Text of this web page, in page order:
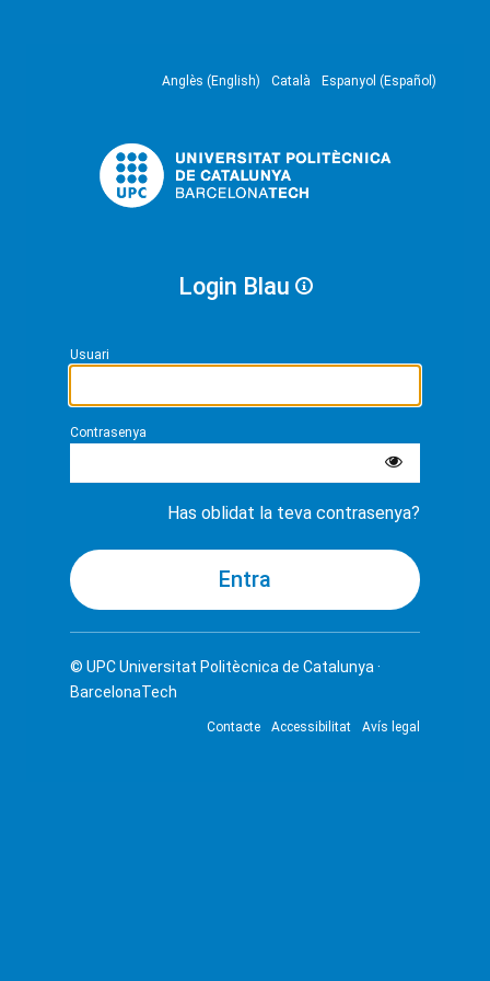
Anglès (English) Català Espanyol (Español)
Login Blau
Usuari
Contrasenya
Has oblidat la teva contrasenya?
© UPCUniversitat Politècnica de Catalunya ·
BarcelonaTech
Contacte Accessibilitat Avís legal